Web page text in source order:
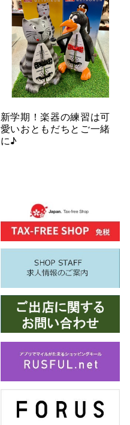
新学期！楽器の練習は可
愛いおともだちとご一緒
に♪